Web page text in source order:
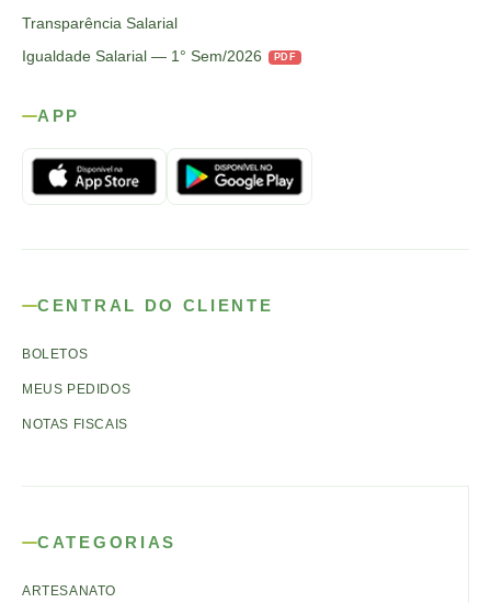
Transparência Salarial
Igualdade Salarial — 1° Sem/2026
PDF
APP
CENTRAL DO CLIENTE
BOLETOS
MEUS PEDIDOS
NOTAS FISCAIS
CATEGORIAS
ARTESANATO